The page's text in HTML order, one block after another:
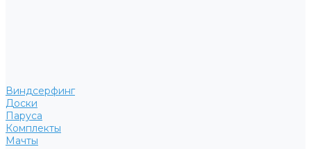
Виндсерфинг
Доски
Паруса
Комплекты
Мачты